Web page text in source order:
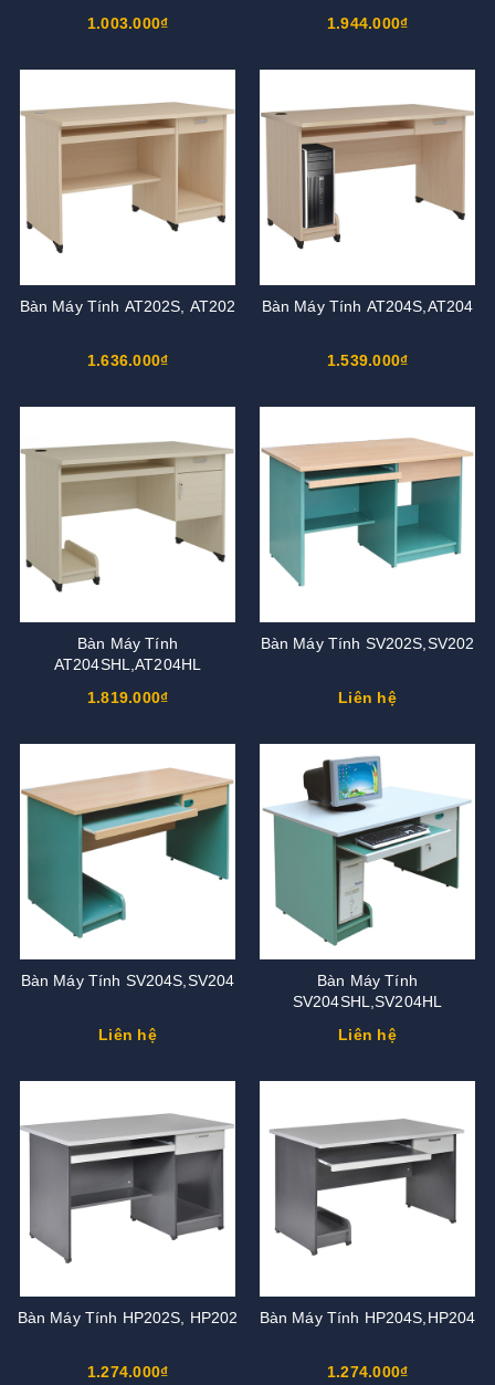
1.003.000₫
1.944.000₫
Bàn Máy Tính AT202S, AT202
1.636.000₫
Bàn Máy Tính AT204S,AT204
1.539.000₫
Bàn Máy Tính
AT204SHL,AT204HL
1.819.000₫
Bàn Máy Tính SV202S,SV202
Liên hệ
Bàn Máy Tính SV204S,SV204
Liên hệ
Bàn Máy Tính
SV204SHL,SV204HL
Liên hệ
Bàn Máy Tính HP202S, HP202
1.274.000₫
Bàn Máy Tính HP204S,HP204
1.274.000₫